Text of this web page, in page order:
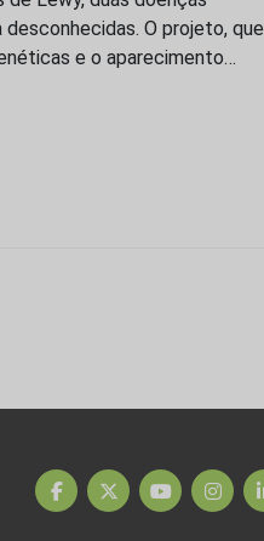
O projeto, que
e o aparecimento…